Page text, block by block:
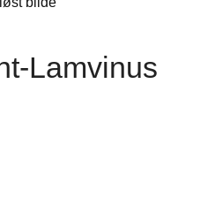
Lamvinus